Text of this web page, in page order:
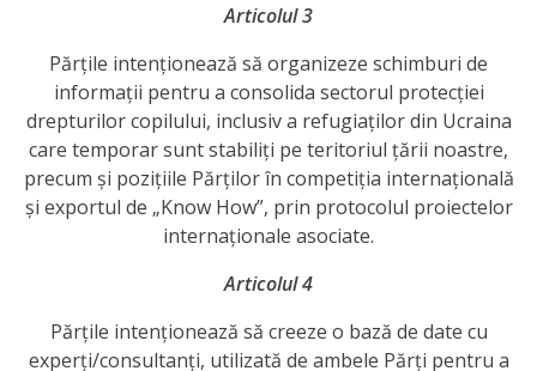
Comunicate
de
presă
Informații
Versiunea
Articolul 3
Părțile intenționează să organizeze schimburi de
informații pentru a consolida sectorul protecției
drepturilor copilului, inclusiv a refugiaților din Ucraina
care temporar sunt stabiliți pe teritoriul țării noastre,
precum și pozițiile Părților în competiția internațională
și exportul de „Know How”, prin protocolul proiectelor
internaționale asociate.
Articolul 4
Părțile intenționează să creeze o bază de date cu
experți/consultanți, utilizată de ambele Părți pentru a